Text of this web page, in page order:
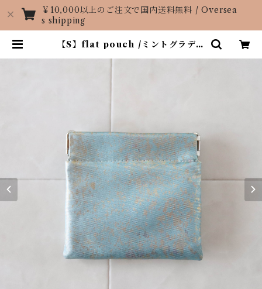
￥10,000以上のご注文で国内送料無料 / Oversea
s shipping
【S】flat pouch /ミントグラデー